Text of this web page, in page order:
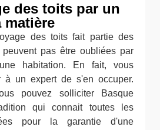
des toits par un
matière
des toits fait partie des
pas être oubliées par
habitation. En fait, vous
à un expert de s'en occuper.
pouvez solliciter Basque
qui connait toutes les
pour la garantie d'une